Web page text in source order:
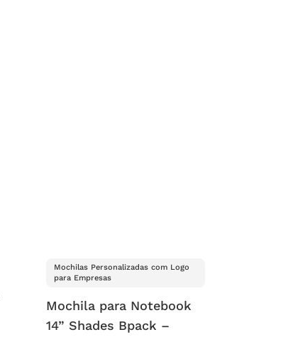
Mochilas Personalizadas com Logo
para Empresas
Mochila para Notebook
14” Shades Bpack –